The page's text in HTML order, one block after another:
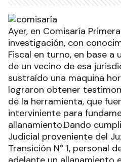
Ayer, en Comisaría
investigación, con
Fiscal en turno, en base a
de un vecino de esa
sustraído una maquina
lograron obtener
de la herramienta, que
interviniente para
allanamiento.Dando
Judicial proveniente del
Transición N° 1, personal